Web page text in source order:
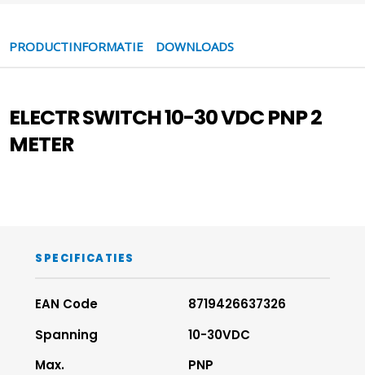
PRODUCTINFORMATIE DOWNLOADS
ELECTR SWITCH 10-30 VDC PNP 2
METER
SPECIFICATIES
EAN Code
8719426637326
Spanning
10-30VDC
Max.
PNP